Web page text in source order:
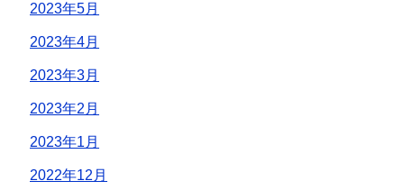
2023年5月
2023年4月
2023年3月
2023年2月
2023年1月
2022年12月